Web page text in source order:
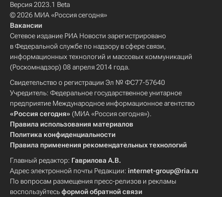
Версия 2023.1 Beta
© 2026 МИА «Россия сегодня»
Вакансии
Сетевое издание РИА Новости зарегистрировано
в Федеральной службе по надзору в сфере связи,
информационных технологий и массовых коммуникаций
(Роскомнадзор) 08 апреля 2014 года.
Свидетельство о регистрации Эл № ФС77-57640
Учредитель: Федеральное государственное унитарное
предприятие Международное информационное агентство
«Россия сегодня» (МИА «Россия сегодня»).
Правила использования материалов
Политика конфиденциальности
Правила применения рекомендательных технологий
Главный редактор: Гаврилова А.В.
Адрес электронной почты Редакции: internet-group@ria.ru
По вопросам размещения пресс-релизов и рекламы
воспользуйтесьформой обратной связи